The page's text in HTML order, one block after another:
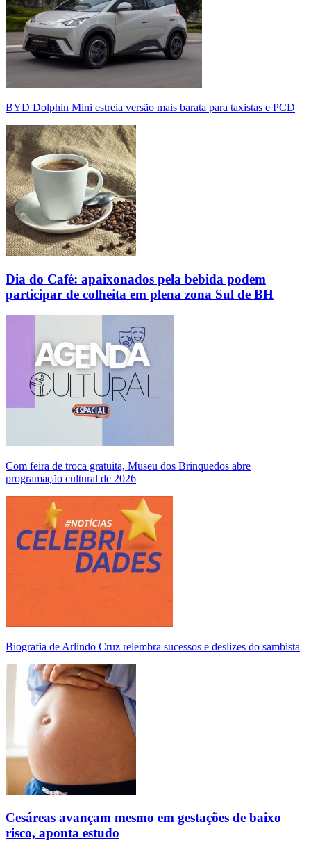
BYD Dolphin Mini estreia versão mais barata para taxistas e PCD
Dia do Café: apaixonados pela bebida podem
participar de colheita em plena zona Sul de BH
Com feira de troca gratuita, Museu dos Brinquedos abre
programação cultural de 2026
Biografia de Arlindo Cruz relembra sucessos e deslizes do sambista
Cesáreas avançam mesmo em gestações de baixo
risco, aponta estudo